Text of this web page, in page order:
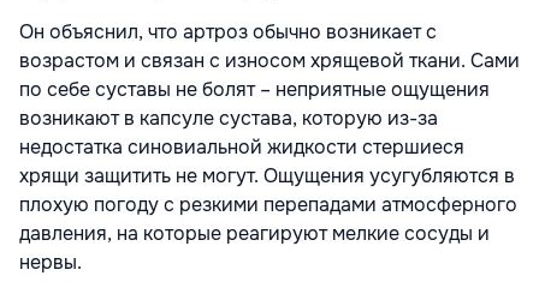
Он объяснил, что артроз обычно возникает с
возрастом и связан с износом хрящевой ткани. Сами
по себе суставы не болят – неприятные ощущения
возникают в капсуле сустава, которую из-за
недостатка синовиальной жидкости стершиеся
хрящи защитить не могут. Ощущения усугубляются в
плохую погоду с резкими перепадами атмосферного
давления, на которые реагируют мелкие сосуды и
нервы.